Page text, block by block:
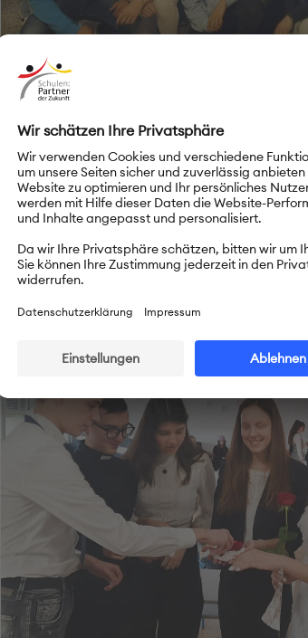
© X. Gymnasium Ivan Supek, Zagreb
war ziemlich klein. Nach der großen Pause
die Jury wählte die besten Verkleidungen
wir sehr viele Krapfen. Die Lehrerinnen und
und der Unterricht war sehr spaßig. Den
Kostüme und der Karneval endete mit sehr